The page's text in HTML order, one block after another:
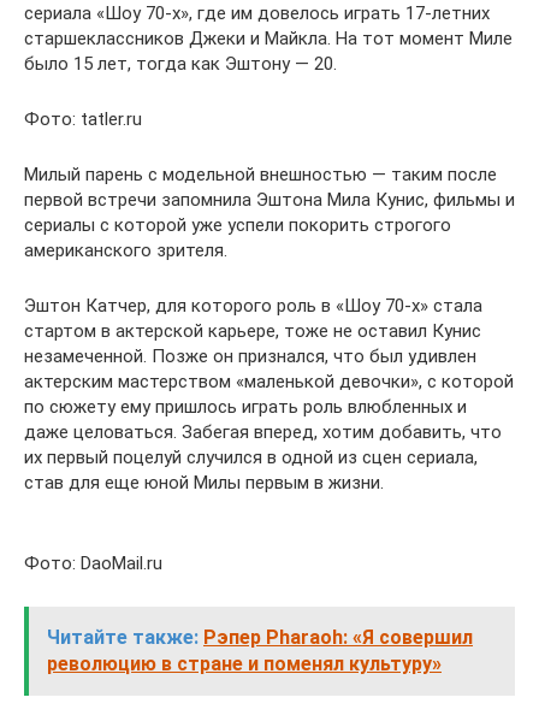
сериала «Шоу 70-х», где им довелось играть 17-летних
старшеклассников Джеки и Майкла. На тот момент Миле
было 15 лет, тогда как Эштону — 20.
Фото: tatler.ru
Милый парень с модельной внешностью — таким после
первой встречи запомнила Эштона Мила Кунис, фильмы и
сериалы с которой уже успели покорить строгого
американского зрителя.
Эштон Катчер, для которого роль в «Шоу 70-х» стала
стартом в актерской карьере, тоже не оставил Кунис
незамеченной. Позже он признался, что был удивлен
актерским мастерством «маленькой девочки», с которой
по сюжету ему пришлось играть роль влюбленных и
даже целоваться. Забегая вперед, хотим добавить, что
их первый поцелуй случился в одной из сцен сериала,
став для еще юной Милы первым в жизни.
Фото: DaoMail.ru
Читайте также: Рэпер Pharaoh: «Я совершил
революцию в стране и поменял культуру»